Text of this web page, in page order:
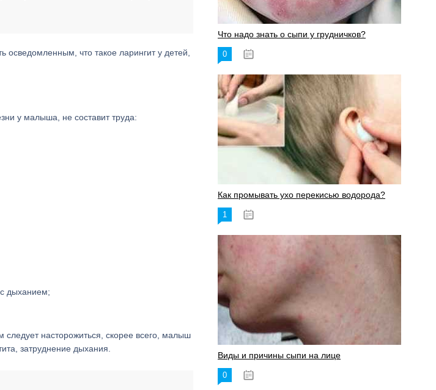
что такое ларингит у детей,
у малыша, не составит труда:
с дыханием;
следует насторожиться, скорее всего, малыш
затруднение дыхания.
Что надо знать о сыпи у грудничков?
0
Как промывать ухо перекисью водорода?
1
Виды и причины сыпи на лице
0